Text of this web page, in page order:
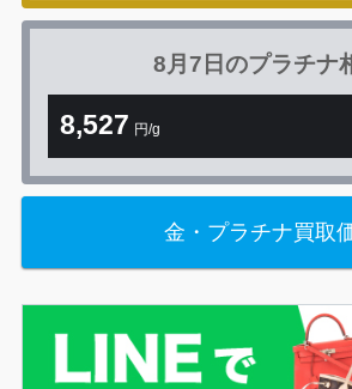
8月7日のプラチナ
8,527 円/g
金・プラチナ買取